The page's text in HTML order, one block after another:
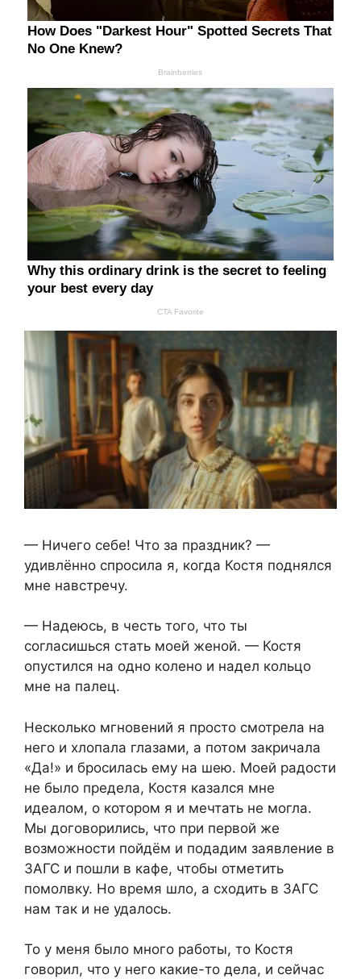
— Ничего себе! Что за праздник? —
удивлённо спросила я, когда Костя поднялся
мне навстречу.
— Надеюсь, в честь того, что ты
согласишься стать моей женой. — Костя
опустился на одно колено и надел кольцо
мне на палец.
Несколько мгновений я просто смотрела на
него и хлопала глазами, а потом закричала
«Да!» и бросилась ему на шею. Моей радости
не было предела, Костя казался мне
идеалом, о котором я и мечтать не могла.
Мы договорились, что при первой же
возможности пойдём и подадим заявление в
ЗАГС и пошли в кафе, чтобы отметить
помолвку. Но время шло, а сходить в ЗАГС
нам так и не удалось.
То у меня было много работы, то Костя
говорил, что у него какие-то дела, и сейчас